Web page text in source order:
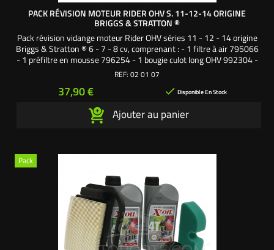
PACK RÉVISION MOTEUR RIDER OHV S. 11-12-14 ORIGINE
BRIGGS & STRATTON ®
Pack révision vidange moteur Rider OHV séries 11 - 12 - 14 origine
Briggs & Stratton ® 6 - 7 - 8 cv, comprenant : - 1 filtre à air 795066
- 1 préfiltre en mousse 796254 - 1 bougie culot long OHV 992304 -
1 huile moteur SAE 30 0,6 litre 100005E Pack origine Briggs &
REF: 02 01 07
Prix
37,90 €  Disponible En Stock
Ajouter au panier
Pack